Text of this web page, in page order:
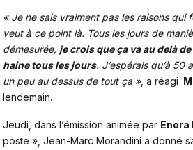
« Je ne sais vraiment pas les raisons qui
veut à ce point là. Tous les jours de
démesurée, je crois que ça va au delà
haine tous les jours. J’espérais qu’à 50
un peu au dessus de tout ça », a réagi
lendemain.
Jeudi, dans l’émission animée par Enora
poste », Jean-Marc Morandini a donné